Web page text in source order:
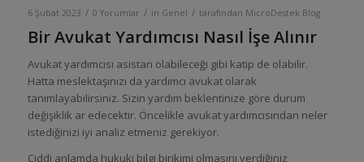
6 Şubat 2023 / 0 Yorumlar / in Genel / tarafından MicroDestek Blog
Bir Avukat Yardımcısı Nasıl İşe Alınır
Avukat yardımcısı asistan olabileceği gibi katip de olabilir.
Hatta meslektaşınızı da yardımcı avukat olarak
tanımlayabilirsiniz. Sizin yardım beklentinize göre durum
değişiklik ar edecektir. Öncelikle avukat yardımcısından neler
istediğinizi iyi analiz etmeniz gerekiyor.
Ciddi anlamda hukuki bilgi birikimi olmasını verdiğiniz